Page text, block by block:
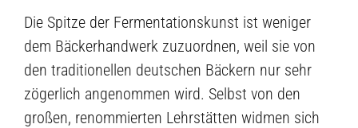
Die Spitze der Fermentationskunst ist weniger
dem Bäckerhandwerk zuzuordnen, weil sie von
den traditionellen deutschen Bäckern nur sehr
zögerlich angenommen wird. Selbst von den
großen, renommierten Lehrstätten widmen sich